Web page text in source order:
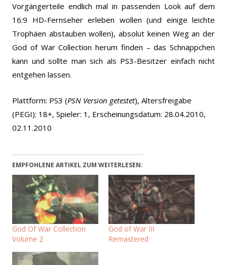
Vorgängerteile endlich mal in passenden Look auf dem
16:9 HD-Fernseher erleben wollen (und einige leichte
Trophäen abstauben wollen), absolut keinen Weg an der
God of War Collection herum finden – das Schnäppchen
kann und sollte man sich als PS3-Besitzer einfach nicht
entgehen lassen.
Plattform: PS3 (PSN Version getestet), Altersfreigabe
(PEGI): 18+, Spieler: 1, Erscheinungsdatum: 28.04.2010,
02.11.2010
EMPFOHLENE ARTIKEL ZUM WEITERLESEN:
God Of War Collection
Volume 2
God of War III
Remastered